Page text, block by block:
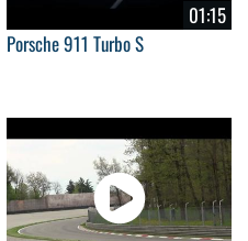
01:15
Porsche 911 Turbo S